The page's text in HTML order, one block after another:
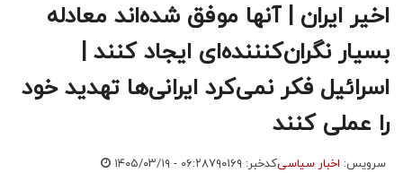
اخیر ایران | آنها موفق شده‌اند معادله
بسیار نگران‌کنننده‌ای ایجاد کنند |
اسرائیل فکر نمی‌کرد ایرانی‌ها تهدید خود
را عملی کنند
سرویس: اخبار سیاسیکدخبر: ۷۹۰۱۶۹ ۱۴۰۵/۰۳/۱۹ - ۰۶:۲۸